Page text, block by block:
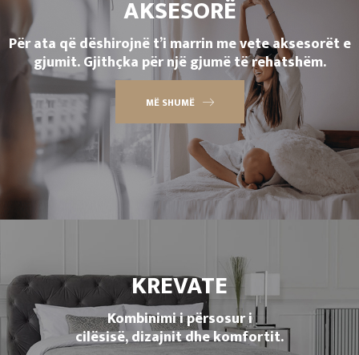
AKSESORË
Për ata që dëshirojnë t’i marrin me vete aksesorët e
gjumit. Gjithçka për një gjumë të rehatshëm.
MË SHUMË
KREVATE
Kombinimi i përsosur i
cilësisë, dizajnit dhe komfortit.